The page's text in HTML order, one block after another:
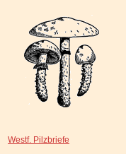
Westf. Pilzbriefe